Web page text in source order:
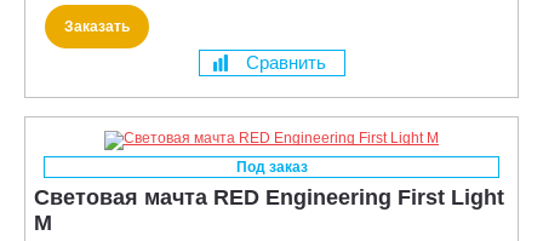
Заказать
Сравнить
Под заказ
Световая мачта RED Engineering First Light
M